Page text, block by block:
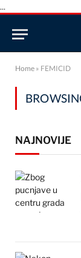
...
Home » FEMICID
NAJNOVIJE